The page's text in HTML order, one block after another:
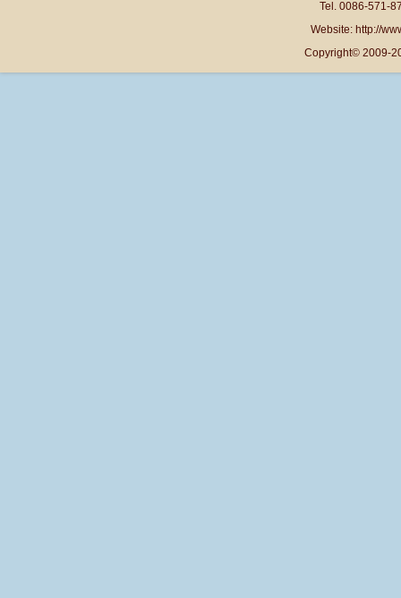
Tel. 0086-571-
Website: http://
Copyright© 2009-